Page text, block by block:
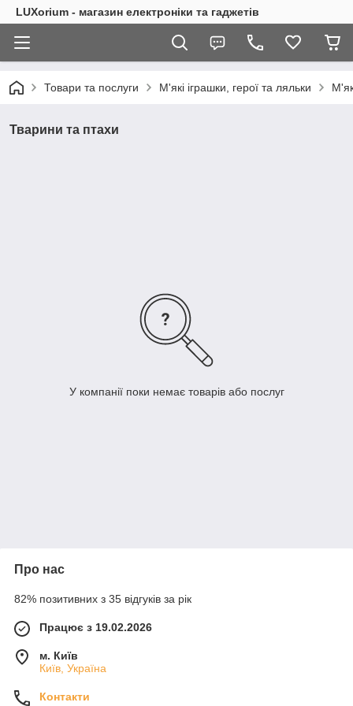
LUXorium - магазин електроніки та гаджетів
Товари та послуги М'які іграшки, герої та ляльки
Тварини та птахи
У компанії поки немає товарів або послуг
Про нас
82% позитивних з 35 відгуків за рік
Працює з 19.02.2026
м. Київ
Київ, Україна
Контакти